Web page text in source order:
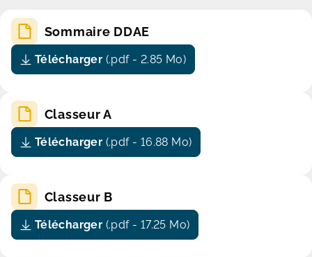
Sommaire DDAE
Télécharger (.pdf - 2.85 Mo)
Classeur A
Télécharger (.pdf - 16.88 Mo)
Classeur B
Télécharger (.pdf - 17.25 Mo)